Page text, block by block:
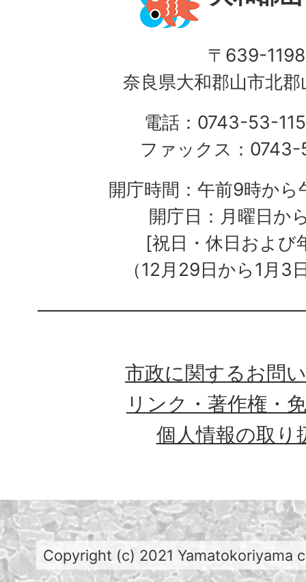
〒639-1198
奈良県大和郡山市北
電話：0743-53-
ファックス：
開庁時間：午前9時か
開庁日：月曜日か
[祝日・休日および
（12月29日から1月3
市政に関するお問
リンク・著作権・
個人情報の取り
Copyright (c) 2021 Yamatokoriyama